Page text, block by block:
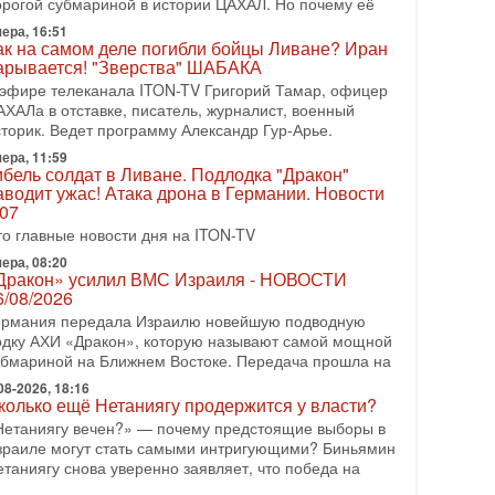
2026, 17:50
голос» Израиля: кто заберет его на этот
русскоязычных репатриантов не раз кардинально
политический ландшафт Израиля. Достаточно
взлет партии «Исраэль ба-алия», когда
2026, 17:00
закрытых дверей: о чём на самом деле
Трамп и Нетаньяху?
визит премьер-министра Израиля Биньямина
в США и его встреча с Дональдом Трампом
больше вопросов, чем ответов. Полная
07-2026, 15:18
готовит покушение на Нетаниягу! Трамп не
эскалации, но КСИР готовит взрыв!
телеканала ITON-TV СЕРГЕЙ МИГДАЛЬ,
по вопросам безопасности, офицер запаса
управления полиции Израиля, автор
07-2026, 09:02
за разоружение ХАМАСа - НОВОСТИ
07/2026
президент США Дональд Трамп заявил о
16:51
на самом деле погибли бойцы Ливане? Иран
"Зверства" ШАБАКА
телеканала ITON-TV Григорий Тамар, офицер
в отставке, писатель, журналист, военный
Ведет программу Александр Гур-Арье.
11:59
солдат в Ливане. Подлодка "Дракон"
ужас! Атака дрона в Германии. Новости
главные новости дня на ITON-TV
08:20
усилил ВМС Израиля - НОВОСТИ
08/2026
передала Израилю новейшую подводную
АХИ «Дракон», которую называют самой мощной
на Ближнем Востоке. Передача прошла на
2026, 18:16
ещё Нетаниягу продержится у власти?
вечен?» — почему предстоящие выборы в
могут стать самыми интригующими? Биньямин
снова уверенно заявляет, что победа на